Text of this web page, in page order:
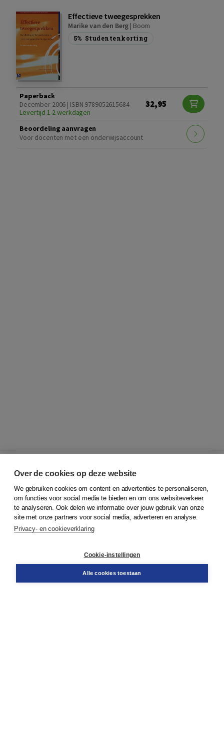
Effectieve tweegesprekken
Marike van den Berg | Boom
5% Studentenkorting
Paperback
December 2006 | ISBN 9789052615684
Levertijd 1-2 werkdagen
32,95
Beoordeling aanvragen
Voor docenten met een onderwijsaccount
© 2026Koninklijke Boom uitgevers
Klantenservice
Service & informatie
Contact
Over de cookies op deze website
We gebruiken cookies om content en advertenties te personaliseren,
om functies voor social media te bieden en om ons websiteverkeer
te analyseren. Ook delen we informatie over jouw gebruik van onze
site met onze partners voor social media, adverteren en analyse.
Privacy- en cookieverklaring
Cookie-instellingen
Alle cookies toestaan